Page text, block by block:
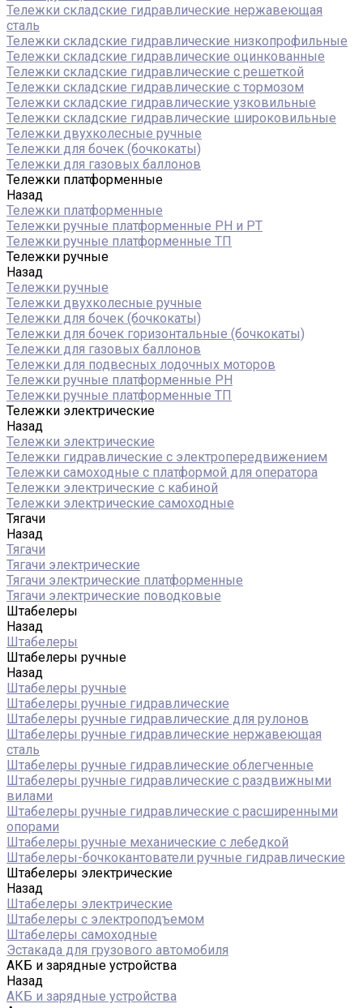
Тележки складские гидравлические нержавеющая
сталь
Тележки складские гидравлические низкопрофильные
Тележки складские гидравлические оцинкованные
Тележки складские гидравлические с решеткой
Тележки складские гидравлические с тормозом
Тележки складские гидравлические узковильные
Тележки складские гидравлические широковильные
Тележки двухколесные ручные
Тележки для бочек (бочкокаты)
Тележки для газовых баллонов
Тележки платформенные
Назад
Тележки платформенные
Тележки ручные платформенные PH и PT
Тележки ручные платформенные ТП
Тележки ручные
Назад
Тележки ручные
Тележки двухколесные ручные
Тележки для бочек (бочкокаты)
Тележки для бочек горизонтальные (бочкокаты)
Тележки для газовых баллонов
Тележки для подвесных лодочных моторов
Тележки ручные платформенные PH
Тележки ручные платформенные ТП
Тележки электрические
Назад
Тележки электрические
Тележки гидравлические с электропередвижением
Тележки самоходные с платформой для оператора
Тележки электрические с кабиной
Тележки электрические самоходные
Тягачи
Назад
Тягачи
Тягачи электрические
Тягачи электрические платформенные
Тягачи электрические поводковые
Штабелеры
Назад
Штабелеры
Штабелеры ручные
Назад
Штабелеры ручные
Штабелеры ручные гидравлические
Штабелеры ручные гидравлические для рулонов
Штабелеры ручные гидравлические нержавеющая
сталь
Штабелеры ручные гидравлические облегченные
Штабелеры ручные гидравлические с раздвижными
вилами
Штабелеры ручные гидравлические с расширенными
опорами
Штабелеры ручные механические с лебедкой
Штабелеры-бочкокантователи ручные гидравлические
Штабелеры электрические
Назад
Штабелеры электрические
Штабелеры с электроподъемом
Штабелеры самоходные
Эстакада для грузового автомобиля
АКБ и зарядные устройства
Назад
АКБ и зарядные устройства